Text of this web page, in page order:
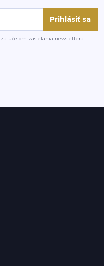
Prihlásiť sa
za účelom zasielania newslettera.